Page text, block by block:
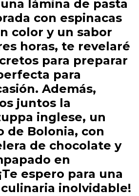
lámina de pasta
con espinacas
color y un sabor
horas, te revelaré
para preparar
para
Además,
juntos la
inglese, un
de Bolonia, con
de chocolate y
en
espero para una
inolvidable!